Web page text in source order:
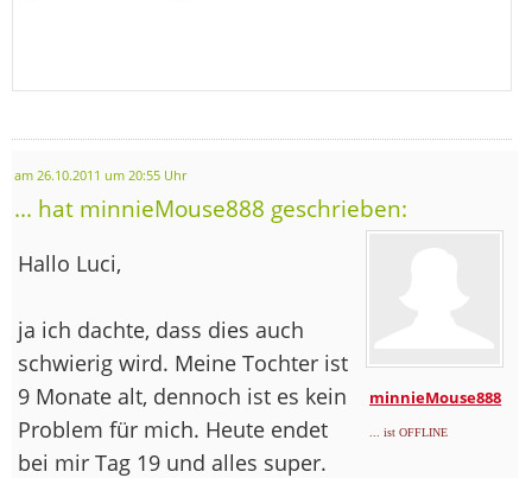
am 26.10.2011 um 20:55 Uhr
... hat minnieMouse888 geschrieben:
minnieMouse888
... ist OFFLINE
Hallo Luci,
ja ich dachte, dass dies auch
schwierig wird. Meine Tochter ist
9 Monate alt, dennoch ist es kein
Problem für mich. Heute endet
bei mir Tag 19 und alles super.